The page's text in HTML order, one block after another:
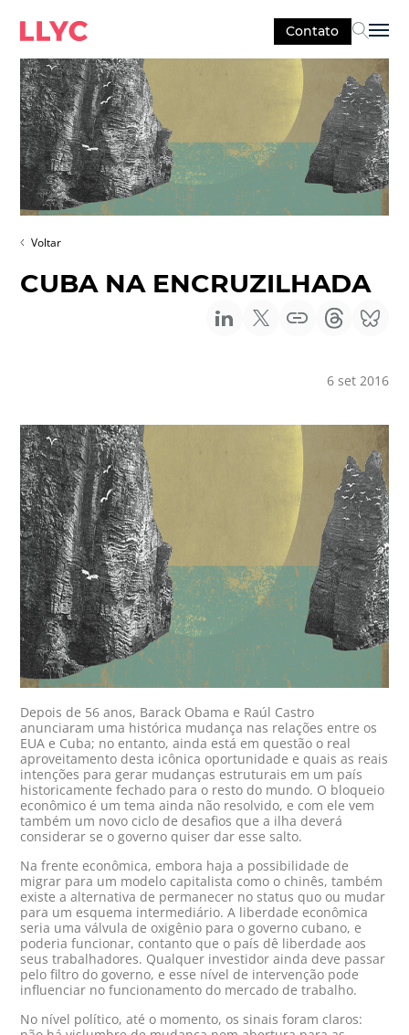
Contato
Voltar
CUBA NA ENCRUZILHADA
6 set 2016
Depois de 56 anos, Barack Obama e Raúl Castro
anunciaram uma histórica mudança nas relações entre os
EUA e Cuba; no entanto, ainda está em questão o real
aproveitamento desta icônica oportunidade e quais as reais
intenções para gerar mudanças estruturais em um país
historicamente fechado para o resto do mundo. O bloqueio
econômico é um tema ainda não resolvido, e com ele vem
também um novo ciclo de desafios que a ilha deverá
considerar se o governo quiser dar esse salto.
Na frente econômica, embora haja a possibilidade de
migrar para um modelo capitalista como o chinês, também
existe a alternativa de permanecer no status quo ou mudar
para um esquema intermediário. A liberdade econômica
seria uma válvula de oxigênio para o governo cubano, e
poderia funcionar, contanto que o país dê liberdade aos
seus trabalhadores. Qualquer investidor ainda deve passar
pelo filtro do governo, e esse nível de intervenção pode
influenciar no funcionamento do mercado de trabalho.
No nível político, até o momento, os sinais foram claros: